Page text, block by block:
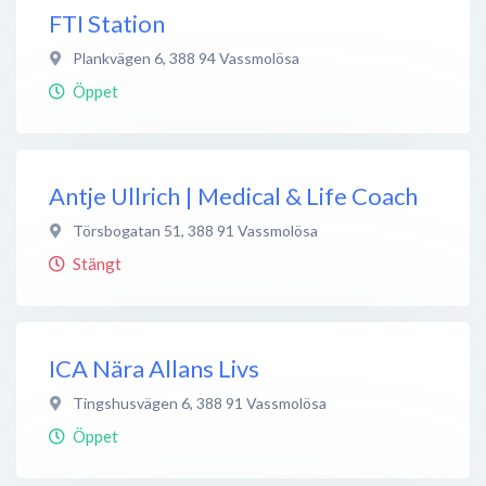
FTI Station
Plankvägen 6, 388 94Vassmolösa
Öppet
Antje Ullrich | Medical & Life Coach
Törsbogatan 51, 388 91 Vassmolösa
Stängt
ICA Nära Allans Livs
Tingshusvägen 6, 388 91 Vassmolösa
Öppet